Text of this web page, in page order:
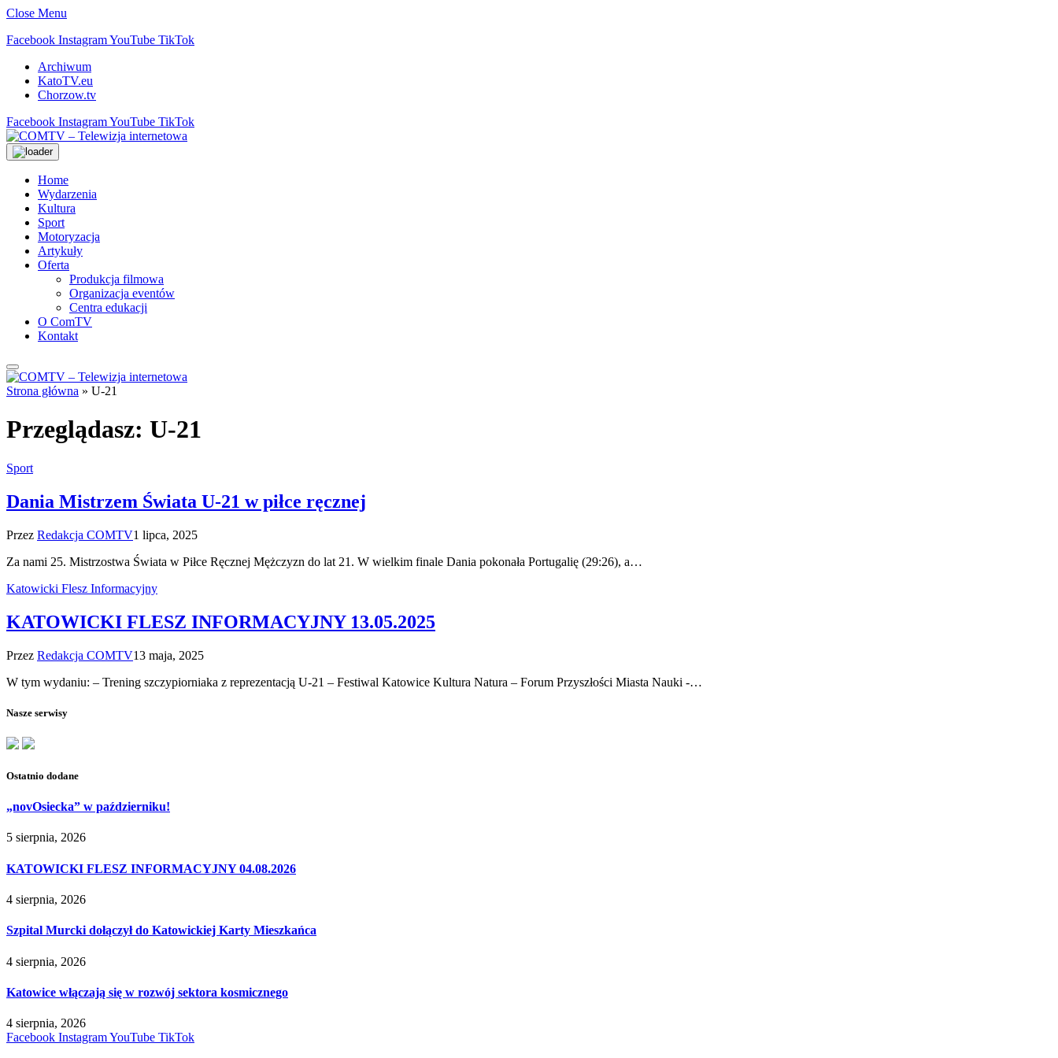
Close Menu
Facebook InstagramYouTube TikTok
Archiwum
KatoTV.eu
Chorzow.tv
Facebook InstagramYouTube TikTok
Home
Wydarzenia
Kultura
Sport
Motoryzacja
Artykuły
Oferta
Produkcja filmowa
Organizacja eventów
Centra edukacji
O ComTV
Kontakt
Strona główna » U-21
Przeglądasz: U-21
Sport
Dania Mistrzem Świata U-21 w piłce ręcznej
Przez Redakcja COMTV1 lipca, 2025
Za nami 25. Mistrzostwa Świata w Piłce Ręcznej Mężczyzn do lat 21. W wielkim finale Dania pokonała Portugalię (29:26), a…
Katowicki Flesz Informacyjny
KATOWICKI FLESZ INFORMACYJNY 13.05.2025
Przez Redakcja COMTV13 maja, 2025
W tym wydaniu: – Trening szczypiorniaka z reprezentacją U-21 – Festiwal Katowice Kultura Natura – Forum Przyszłości Miasta Nauki -…
Nasze serwisy
Ostatnio dodane
„novOsiecka” w październiku!
5 sierpnia, 2026
KATOWICKI FLESZ INFORMACYJNY 04.08.2026
4 sierpnia, 2026
Szpital Murcki dołączył do Katowickiej Karty Mieszkańca
4 sierpnia, 2026
Katowice włączają się w rozwój sektora kosmicznego
4 sierpnia, 2026
Facebook InstagramYouTube TikTok